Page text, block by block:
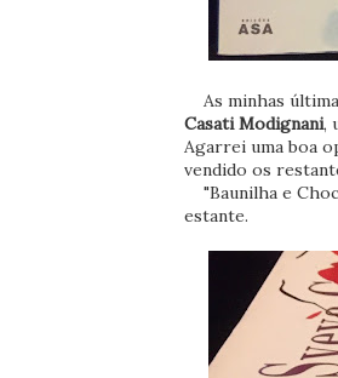
As minhas
Casati Modignani,
Agarrei uma boa
vendido os
"Baunilha e
estante.